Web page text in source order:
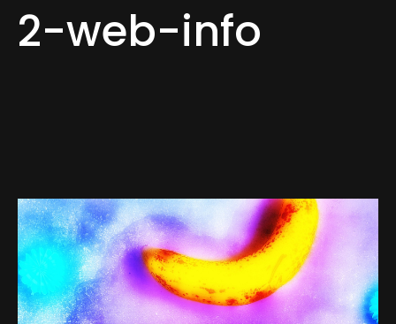
Home
Web-design
About
Contact
2-web-info